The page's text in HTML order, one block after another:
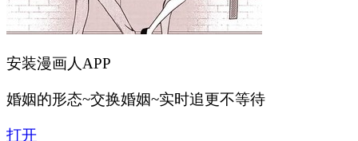
安装漫画人APP
婚姻的形态~交换婚姻~实时追更不等待
打开